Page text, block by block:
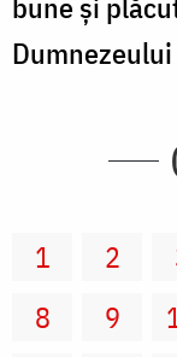
bune şi
1 2
8
9